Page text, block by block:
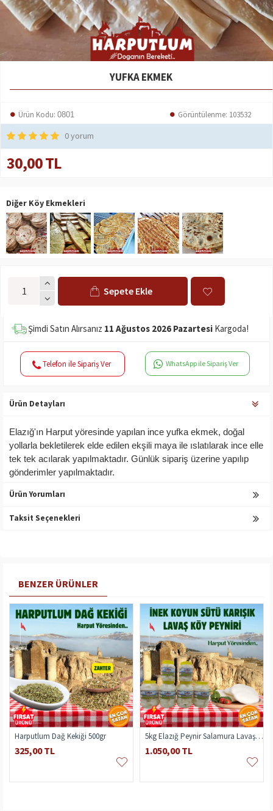
YUFKA EKMEK
Ürün Kodu: 0801 Görüntülenme: 103532
0 yorum
30,00 TL
Diğer Köy Ekmekleri
Sepete Ekle
Şimdi Satın Alırsanız 11 Ağustos 2026 Pazartesi Kargoda!
Telefon ile Sipariş Ver WhatsApp ile Sipariş Ver
Ürün Detayları
Elazığ'ın Harput yöresinde yapılan ince yufka ekmek, doğal
yollarla bekletilerek elde edilen ekşili maya ile ıslatılarak ince elle
tek tek acılarak yapılmaktadır. Günlük sipariş üzerine yapılıp
gönderimler yapılmaktadır.
Ürün Yorumları
Taksit Seçenekleri
BENZER ÜRÜNLER
Harputlum Dağ Kekiği 500gr
325,00 TL
5kg Elazığ Peynir Salamura Lavaş İnek Koyun
1.050,00 TL